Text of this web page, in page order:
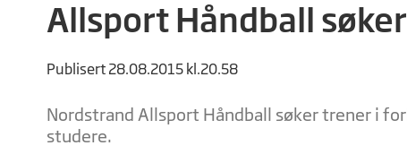
Allsport Håndball
Publisert 28.08.2015 kl.20.58
Nordstrand Allsport Håndball søker trener i
studere.